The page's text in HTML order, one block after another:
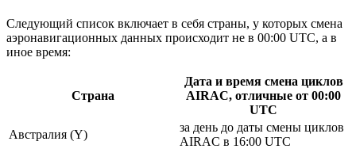
Следующий список включает в себя страны, у которых смена
аэронавигационных данных происходит не в 00:00 UTC, а в
иное время:
Страна
Дата и время смена циклов
AIRAC, отличные от 00:00
UTC
Австралия (Y)
за день до даты смены циклов
AIRAC в 16:00 UTC